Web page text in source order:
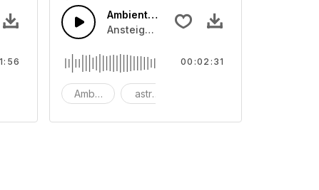
und_x000D_ Tamberine.
Gitarren-Folk
und_x000D_ Bass für lustige Zeitraffer-Videos.
Ambient-Piano
Ansteigendes Ambient Piano, das
Ambiente astronomie
00:02:31